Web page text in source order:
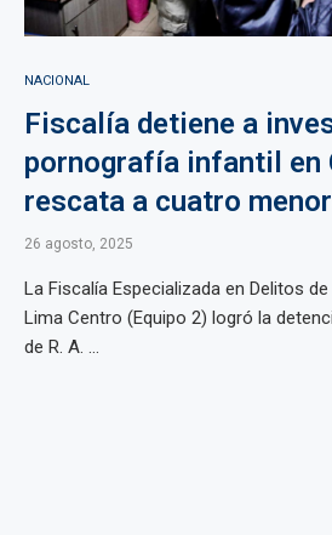
NACIONAL
Fiscalía detiene a
pornografía infantil en
rescata a cuatro
26 agosto, 2025
La Fiscalía Especializada en Delitos
Lima Centro (Equipo 2) logró la
de R. A. ...